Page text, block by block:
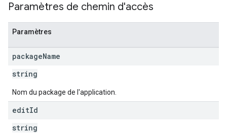
Paramètres de chemin d'accès
Paramètres
packageName
string
Nom du package de l'application.
editId
string